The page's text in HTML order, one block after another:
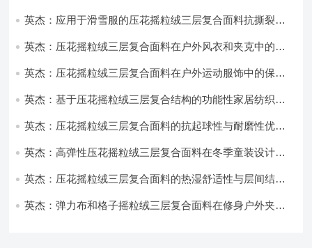
英杰：应用于滑雪服的压花摇粒绒三层复合面料抗撕裂与
英杰：压花摇粒绒三层复合面料在户外风衣和夹克中的应
英杰：压花摇粒绒三层复合面料在户外运动服饰中的保暖
英杰：基于压花摇粒绒三层复合结构的功能性家居纺织品
英杰：压花摇粒绒三层复合面料的抗起球性与耐磨性优化
英杰：高弹性压花摇粒绒三层复合面料在冬季童装设计中
英杰：压花摇粒绒三层复合面料的热湿舒适性与层间结合
英杰：弹力布和格子摇粒绒三层复合面料在修身户外夹克